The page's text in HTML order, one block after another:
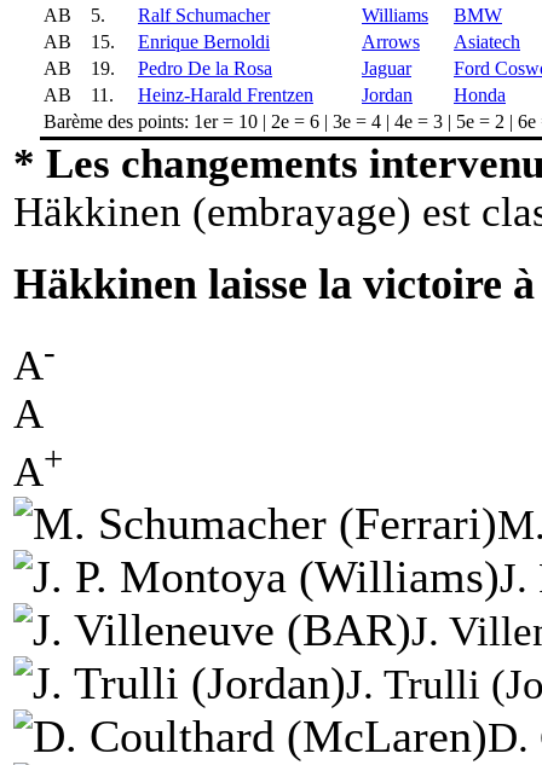
AB
5. Ralf Schumacher Williams
BMW
AB
15. Enrique Bernoldi Arrows
Asiatech
AB
19. Pedro De la Rosa Jaguar
Ford
AB
11. Heinz-Harald Frentzen Jordan
Honda
Barème des points: 1er = 10 | 2e = 6 | 3e = 4 | 4e = 3 | 5e = 2 | 6e
* Les changements
Häkkinen (embrayage) est
Häkkinen laisse la victoire
A-
A
A+
J.
J.
J. Trulli
D.